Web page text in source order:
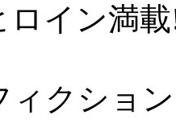
ロイン満
ィクショ